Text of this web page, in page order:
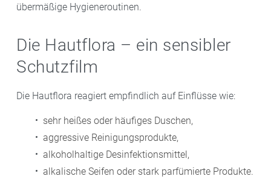
übermäßige Hygieneroutinen.
Die Hautflora – ein sensibler
Schutzfilm
Die Hautflora reagiert empfindlich auf Einflüsse wie:
sehr heißes oder häufiges Duschen,
aggressive Reinigungsprodukte,
alkoholhaltige Desinfektionsmittel,
alkalische Seifen oder stark parfümierte Produkte.